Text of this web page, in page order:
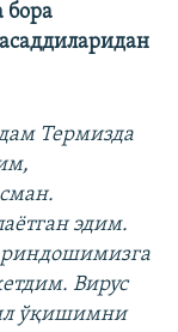
бора
Термизда
эдим.
Вирус
ўқишимни